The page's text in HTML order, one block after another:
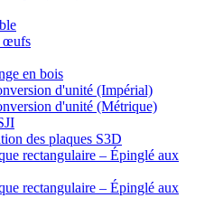
œufs
en bois
d'unité (Impérial)
d'unité (Métrique)
des plaques S3D
rectangulaire – Épinglé aux
rectangulaire – Épinglé aux